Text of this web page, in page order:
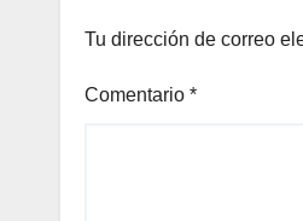
Tu dirección de correo
Comentario *